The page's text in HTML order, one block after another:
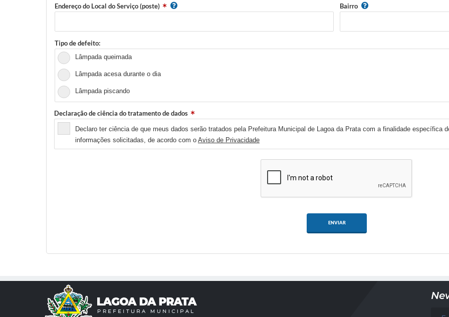
Endereço do Local do Serviço (poste) Bairro
Tipo de defeito:
Lâmpada queimada
Lâmpada acesa durante o dia
Lâmpada piscando
Declaração de ciência do tratamento de dados
Declaro ter ciência de que meus dados serão tratados pela Prefeitura Municipal de Lagoa da Prata com a finalidade
informações solicitadas, de acordo com o Aviso de Privacidade
ENVIAR